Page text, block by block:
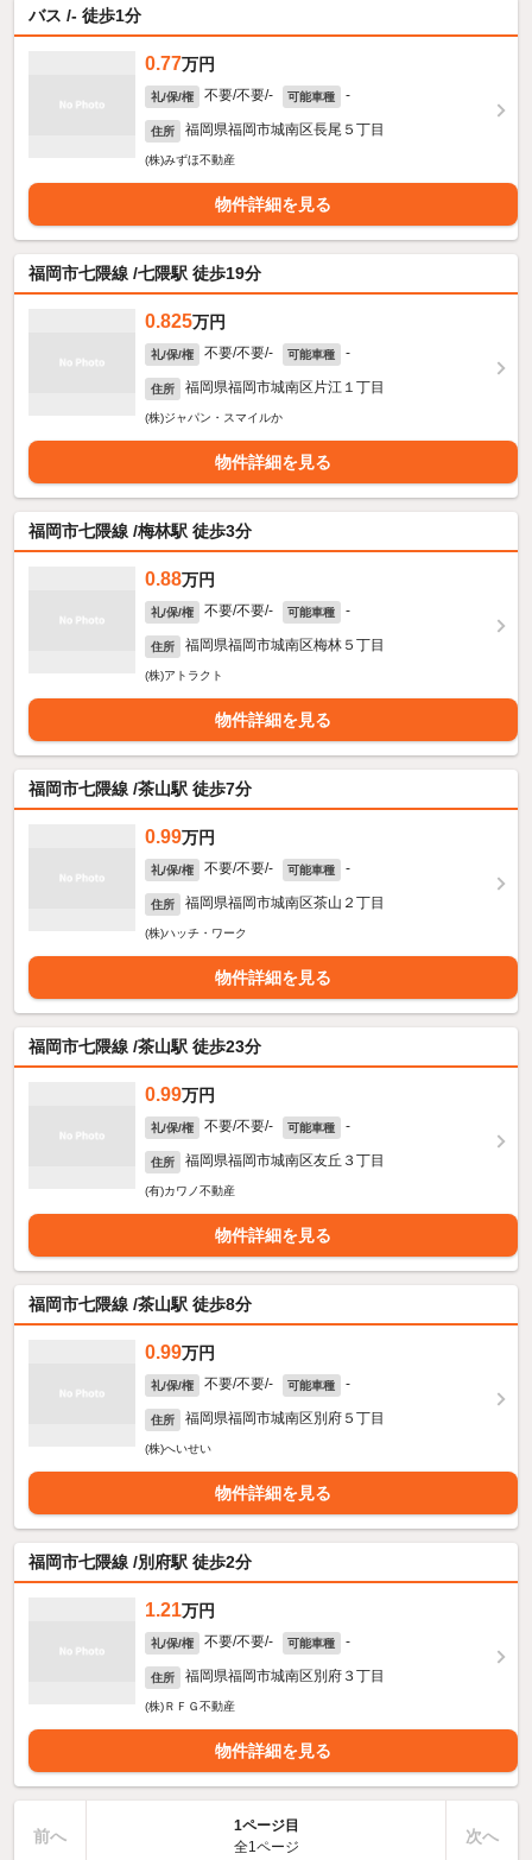
バス /- 徒歩1分
0.77万円
礼/保/権 不要/不要/- 可能車種 -
住所 福岡県福岡市城南区長尾５丁目
(株)みずほ不動産
物件詳細を見る
福岡市七隈線 /七隈駅 徒歩19分
0.825万円
礼/保/権 不要/不要/- 可能車種 -
住所 福岡県福岡市城南区片江１丁目
(株)ジャパン・スマイルか
物件詳細を見る
福岡市七隈線 /梅林駅 徒歩3分
0.88万円
礼/保/権 不要/不要/- 可能車種 -
住所 福岡県福岡市城南区梅林５丁目
(株)アトラクト
物件詳細を見る
福岡市七隈線 /茶山駅 徒歩7分
0.99万円
礼/保/権 不要/不要/- 可能車種 -
住所 福岡県福岡市城南区茶山２丁目
(株)ハッチ・ワーク
物件詳細を見る
福岡市七隈線 /茶山駅 徒歩23分
0.99万円
礼/保/権 不要/不要/- 可能車種 -
住所 福岡県福岡市城南区友丘３丁目
(有)カワノ不動産
物件詳細を見る
福岡市七隈線 /茶山駅 徒歩8分
0.99万円
礼/保/権 不要/不要/- 可能車種 -
住所 福岡県福岡市城南区別府５丁目
(株)へいせい
物件詳細を見る
福岡市七隈線 /別府駅 徒歩2分
1.21万円
礼/保/権 不要/不要/- 可能車種 -
住所 福岡県福岡市城南区別府３丁目
(株)ＲＦＧ不動産
物件詳細を見る
前へ
1ページ目
全1ページ
次へ